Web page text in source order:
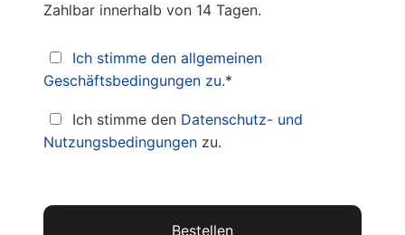
Zahlbar innerhalb von 14 Tagen.
Ich stimme den allgemeinen
Geschäftsbedingungen zu.*
Ich stimme den Datenschutz- und
Nutzungsbedingungen zu.
Wert fehlt